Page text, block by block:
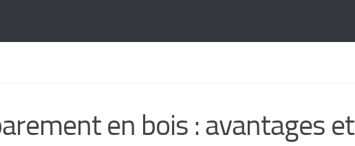
en bois : avantages et